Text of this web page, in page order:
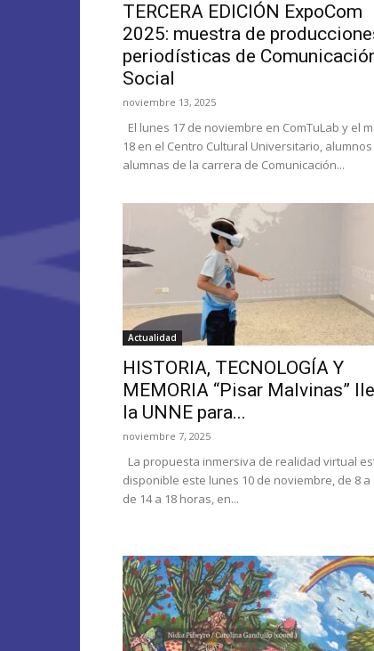
TERCERA EDICIÓN ExpoCom
2025: muestra de
periodísticas de
Social
noviembre 13, 2025
El lunes 17 de noviembre en ComTuLab y el
18 en el Centro Cultural Universitario,
alumnas de la carrera de Comunicación...
Actualidad
HISTORIA, TECNOLOGÍA Y
MEMORIA “Pisar Malvinas”
la UNNE para...
noviembre 7, 2025
La propuesta inmersiva de realidad virtual
disponible este lunes 10 de noviembre, de 8 a
de 14 a 18 horas, en...